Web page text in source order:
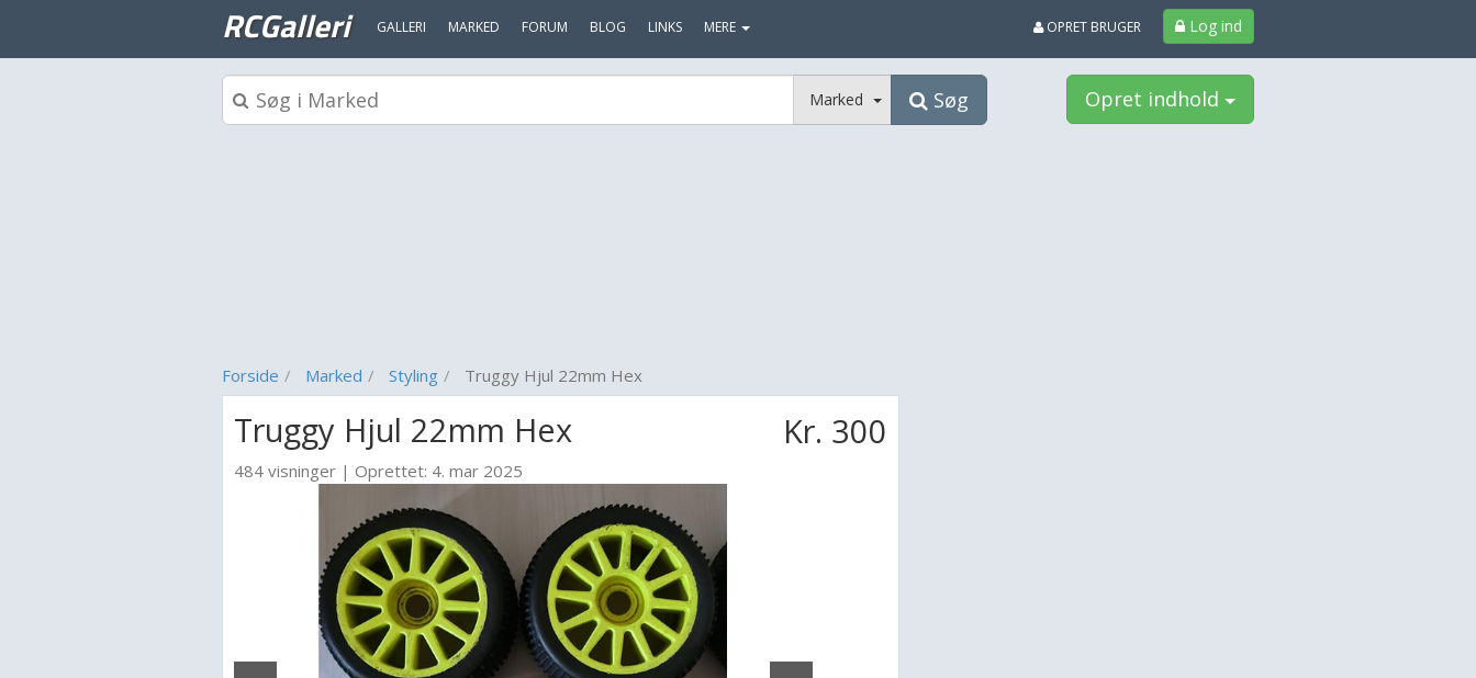
RCGalleri GALLERI MARKED FORUM BLOG LINKS MERE Log ind
OPRET BRUGER
Marked Søg Opret indhold
Forside Marked Styling Truggy Hjul 22mm Hex
Truggy Hjul 22mm Hex Kr. 300
484 visninger | Oprettet: 4. mar 2025